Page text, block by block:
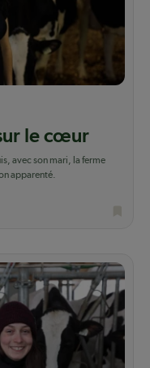
le cœur
avec son mari, la ferme
apparenté.